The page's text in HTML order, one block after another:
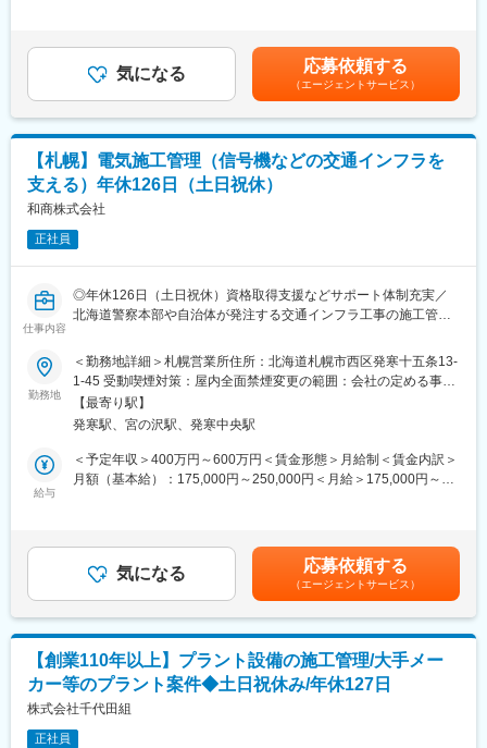
ビリティ事業部では3店舗目の出店と整備工場の新設を行い、さら
なる飛躍のときを迎えようとしています。
変更の範囲：会社の定める業務
地域の交通安全を支える公共工事を中心に手掛けています。実際
の施工は協力会社が行うため、現場代理人として工程・品質・安
全管理を担当していただきます。
・現場代理人業務
・工程・品質・安全管理
・発注者との打ち合わせ
・各種書類作成
・CADによる図面作成（経験に応じて）
や時差出勤などでインターバルを確保、無理のない勤務体制をと
っております。
■主な案件
・交通信号機設置・更新工事
・信号機LED化工事
・街路灯設置工事
・交通情報板設置工事
公共性の高い案件が中心で、北海道の交通安全を支える社会貢献
50代の部長をはじめ、20代～50代、ベテランから若手まで幅広く
活躍しており、経験を積みながら着実に成長できる環境です。
変更の範囲：会社の定める業務
気になる 応募依頼する
（エージェントサービス）
【札幌】電気施工管理（信号機などの交通インフラを
支える）年休126日（土日祝休）
和商株式会社
正社員
仕事内容
◎年休126日（土日祝休）資格取得支援などサポート体制充実／
北海道警察本部や自治体が発注する交通インフラ工事の施工管理
■募集背景
北海道内における交通インフラ工事案件の継続的な受注に伴う増
員募集です。今後の組織体制強化のため、札幌・釧路を合わせて1
～2名を採用します。
■仕事内容
北海道警察本部や自治体が発注する交通インフラ工事の施工管理
地域の交通安全を支える公共工事を中心に手掛けています。実際
の施工は協力会社が行うため、現場代理人として工程・品質・安
全管理を担当していただきます。
・現場代理人業務
・工程・品質・安全管理
・発注者との打ち合わせ
勤務地
＜勤務地詳細＞札幌営業所住所：北海道札幌市西区発寒十五条13-
1-45 受動喫煙対策：屋内全面禁煙変更の範囲：会社の定める事業
所【最寄り駅】
発寒駅、宮の沢駅、発寒中央駅
給与
＜予定年収＞400万円～600万円＜賃金形態＞月給制＜賃金内訳＞
月額（基本給）：175,000円～250,000円＜月給＞175,000円～
気になる 応募依頼する
（エージェントサービス）
【創業110年以上】プラント設備の施工管理/大手メー
カー等のプラント案件◆土日祝休み/年休127日
株式会社千代田組
正社員